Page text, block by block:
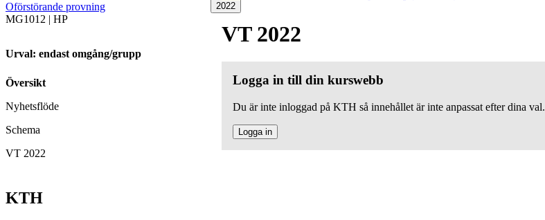
2022
VT 2022
Logga in till din kurswebb
Du är inte inloggad på KTH så innehållet är inte anpassat efter dina val.
Logga in
Oförstörande provning
MG1012 | HP
Urval: endast omgång/grupp
Översikt
Nyhetsflöde
Schema
VT 2022
KTH